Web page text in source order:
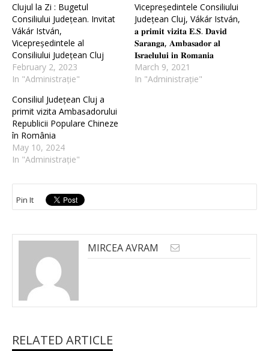
Clujul la Zi : Bugetul
Consiliului Județean. Invitat
Vákár István,
Vicepreședintele al
Consiliului Județean Cluj
February 2, 2023
In "Administrație"
Vicepreședintele Consiliului
Județean Cluj, Vákár István,
𝐚 𝐩𝐫𝐢𝐦𝐢𝐭 𝐯𝐢𝐳𝐢𝐭𝐚 𝐄.𝐒. 𝐃𝐚𝐯𝐢𝐝
𝐒𝐚𝐫𝐚𝐧𝐠𝐚, 𝐀𝐦𝐛𝐚𝐬𝐚𝐝𝐨𝐫 𝐚𝐥
𝐈𝐬𝐫𝐚𝐞𝐥𝐮𝐥𝐮𝐢 𝐢𝐧 𝐑𝐨𝐦𝐚𝐧𝐢𝐚
March 9, 2021
In "Administrație"
Consiliul Județean Cluj a
primit vizita Ambasadorului
Republicii Populare Chineze
în România
May 10, 2024
In "Administrație"
Pin It
MIRCEA AVRAM
RELATED ARTICLE